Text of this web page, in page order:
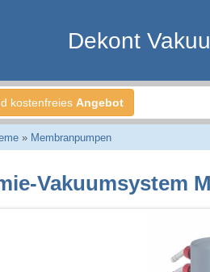
Dekont
kostenfreies Angebot
» Membranpumpen
Vakuumsystem